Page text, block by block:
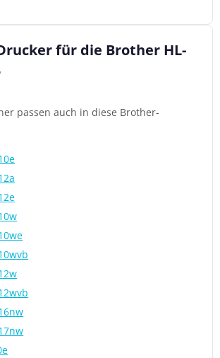
für die Brother HL-
passen auch in diese Brother-